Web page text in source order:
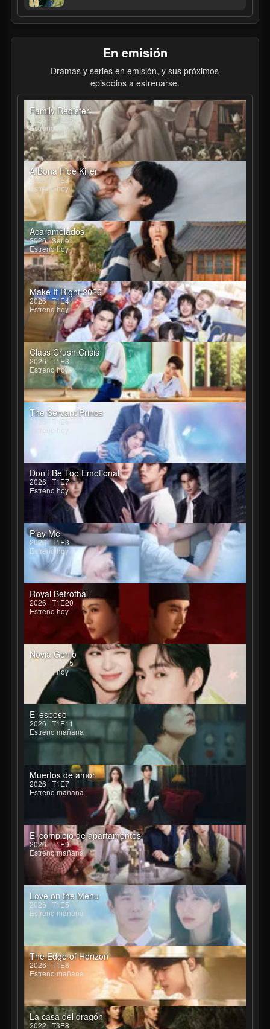
En emisión
Dramas y series en emisión, y sus próximos
episodios a estrenarse.
Family Register
2026 | T1E25
Estreno hoy
A Bona Fide Killer
2026 | T1E3
Estreno hoy
Acaramelados
2026 | Serie
Estreno hoy
Make It Right 2026
2026 | T1E4
Estreno hoy
Class Crush Crisis
2026 | T1E3
Estreno hoy
The Servant Prince
2026 | T1E6
Estreno hoy
Don’t Be Too Emotional
2026 | T1E7
Estreno hoy
Play Me
2026 | T1E3
Estreno hoy
Royal Betrothal
2026 | T1E20
Estreno hoy
Novia Genio
2026 | T1E15
Estreno hoy
El esposo
2026 | T1E11
Estreno mañana
Muertos de amor
2026 | T1E7
Estreno mañana
El complejo de apartamentos
2026 | T1E9
Estreno mañana
Love on the Menu
2026 | T1E5
Estreno mañana
The Edge of Horizon
2026 | T1E8
Estreno mañana
La casa del dragón
2022 | T3E8